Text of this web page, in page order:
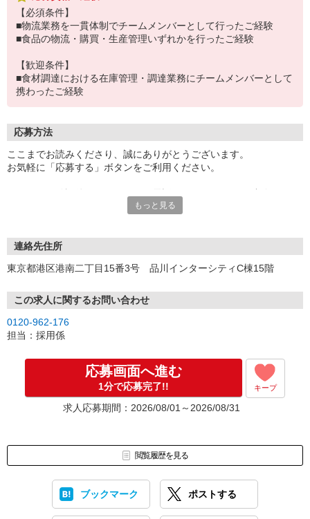
【必須条件】
■物流業務を一貫体制でチームメンバーとして行ったご経験
■食品の物流・購買・生産管理いずれかを行ったご経験
【歓迎条件】
■食材調達における在庫管理・調達業務にチームメンバーとして
携わったご経験
応募方法
ここまでお読みくださり、誠にありがとうございます。
お気軽に「応募する」ボタンをご利用ください。
お電話の際は「イーアイデムを見た」と伝えるとスムーズです。
もっと見る
連絡先住所
東京都港区港南二丁目15番3号 品川インターシティC棟15階
この求人に関するお問い合わせ
0120-962-176
担当：採用係
応募画面へ進む
1分で応募完了!! キープ
求人応募期間：2026/08/01～2026/08/31
閲覧履歴を見る
ブックマーク ポストする